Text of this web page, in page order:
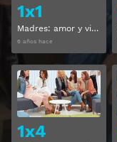
1x1
Madres: amor y vida Temporada 1 Capitulo 1
6 años hace
1x4